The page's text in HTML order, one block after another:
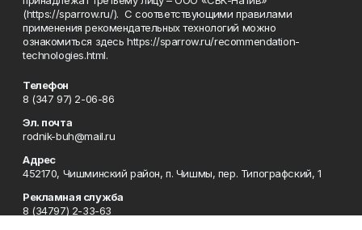
(https://sparrow.ru/). С соответствующими правилами
применения рекомендательных технологий можно
ознакомиться здесь https://sparrow.ru/recommendation-
technologies.html.
Телефон
8 (347 97) 2-06-86
Эл. почта
rodnik-buh@mail.ru
Адрес
452170, Чишминский район, п. Чишмы, пер. Типографский, 1
Рекламная служба
8 (34797) 2-33-63